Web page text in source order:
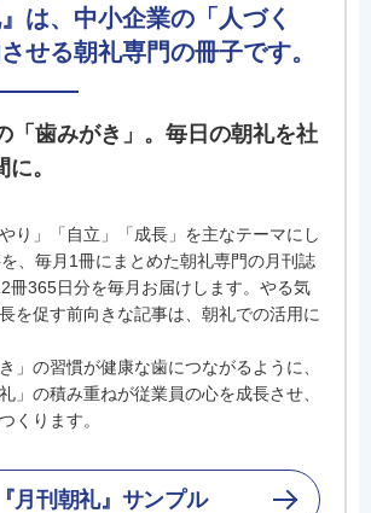
』は、中小企業の「人づく
せる朝礼専門の冊子です。
「歯みがき」。毎日の朝礼を社
。
り」「自立」「成長」を主なテーマにし
、毎月1冊にまとめた朝礼専門の月刊誌
冊365日分を毎月お届けします。やる気
を促す前向きな記事は、朝礼での活用に
」の習慣が健康な歯につながるように、
」の積み重ねが従業員の心を成長させ、
くります。
『月刊朝礼』サンプル